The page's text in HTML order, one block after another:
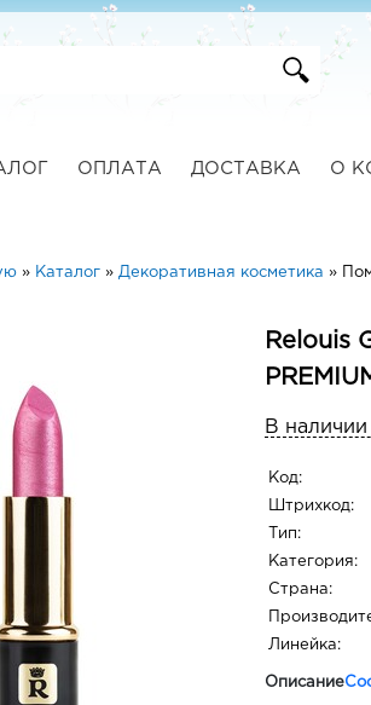
ОПЛАТА ДОСТАВКА О
» Каталог » Декоративная косметика »
Relouis
В наличии
Код:
Штрихкод:
Тип:
Категория:
Страна:
Линейка:
Описание